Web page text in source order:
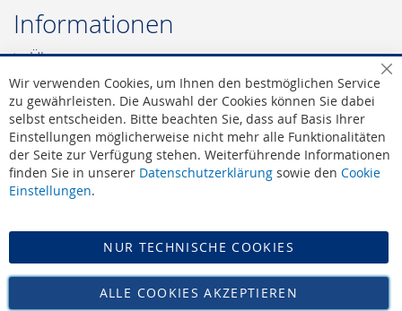
Informationen
Über uns
Leonidas - Die Marke
Leonidas - Die Werte
Leonidas - Offizieller Lieferant des Hofes
AGB|Widerruf
Datenschutz
Impressum
Versand
Vertrag widerrufen
Wir verwenden Cookies, um Ihnen den bestmöglichen Service
zu gewährleisten. Die Auswahl der Cookies können Sie dabei
selbst entscheiden. Bitte beachten Sie, dass auf Basis Ihrer
Einstellungen möglicherweise nicht mehr alle Funktionalitäten
der Seite zur Verfügung stehen. Weiterführende Informationen
finden Sie in unserer Datenschutzerklärung sowie den Cookie
Einstellungen.
ALLE COOKIES AKZEPTIEREN
NUR TECHNISCHE COOKIES